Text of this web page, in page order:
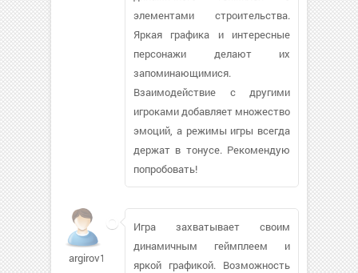
элементами строительства.
Яркая графика и интересные
персонажи делают их
запоминающимися.
Взаимодействие с другими
игроками добавляет множество
эмоций, а режимы игры всегда
держат в тонусе. Рекомендую
попробовать!
argirov112590
Игра захватывает своим
динамичным геймплеем и
яркой графикой. Возможность